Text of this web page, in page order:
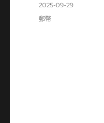
發
佈
2025-09-29
分
郵幣